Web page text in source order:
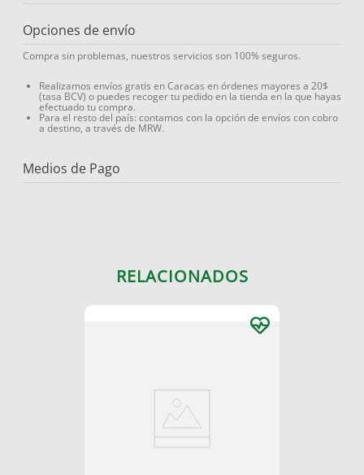
Opciones de envío
Compra sin problemas, nuestros servicios son 100% seguros.
Realizamos envíos gratis en Caracas en órdenes mayores a 20$
(tasa BCV) o puedes recoger tu pedido en la tienda en la que hayas
efectuado tu compra.
Para el resto del país: contamos con la opción de envíos con cobro
a destino, a través de MRW.
Medios de Pago
RELACIONADOS